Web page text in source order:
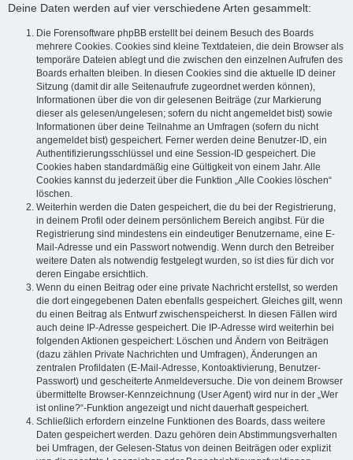
Deine Daten werden auf vier verschiedene Arten gesammelt:
Die Forensoftware phpBB erstellt bei deinem Besuch des Boards
mehrere Cookies. Cookies sind kleine Textdateien, die dein Browser als
temporäre Dateien ablegt und die zwischen den einzelnen Aufrufen des
Boards erhalten bleiben. In diesen Cookies sind die aktuelle ID deiner
Sitzung (damit dir alle Seitenaufrufe zugeordnet werden können),
Informationen über die von dir gelesenen Beiträge (zur Markierung
dieser als gelesen/ungelesen; sofern du nicht angemeldet bist) sowie
Informationen über deine Teilnahme an Umfragen (sofern du nicht
angemeldet bist) gespeichert. Ferner werden deine Benutzer-ID, ein
Authentifizierungsschlüssel und eine Session-ID gespeichert. Die
Cookies haben standardmäßig eine Gültigkeit von einem Jahr. Alle
Cookies kannst du jederzeit über die Funktion „Alle Cookies löschen“
löschen.
Weiterhin werden die Daten gespeichert, die du bei der Registrierung,
in deinem Profil oder deinem persönlichem Bereich angibst. Für die
Registrierung sind mindestens ein eindeutiger Benutzername, eine E-
Mail-Adresse und ein Passwort notwendig. Wenn durch den Betreiber
weitere Daten als notwendig festgelegt wurden, so ist dies für dich vor
deren Eingabe ersichtlich.
Wenn du einen Beitrag oder eine private Nachricht erstellst, so werden
die dort eingegebenen Daten ebenfalls gespeichert. Gleiches gilt, wenn
du einen Beitrag als Entwurf zwischenspeicherst. In diesen Fällen wird
auch deine IP-Adresse gespeichert. Die IP-Adresse wird weiterhin bei
folgenden Aktionen gespeichert: Löschen und Ändern von Beiträgen
(dazu zählen Private Nachrichten und Umfragen), Änderungen an
zentralen Profildaten (E-Mail-Adresse, Kontoaktivierung, Benutzer-
Passwort) und gescheiterte Anmeldeversuche. Die von deinem Browser
übermittelte Browser-Kennzeichnung (User Agent) wird nur in der „Wer
ist online?“-Funktion angezeigt und nicht dauerhaft gespeichert.
Schließlich erfordern einzelne Funktionen des Boards, dass weitere
Daten gespeichert werden. Dazu gehören dein Abstimmungsverhalten
bei Umfragen, der Gelesen-Status von deinen Beiträgen oder explizit